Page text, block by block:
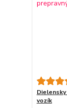
vozík